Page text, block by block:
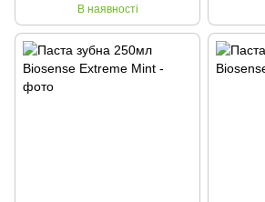
В наявності